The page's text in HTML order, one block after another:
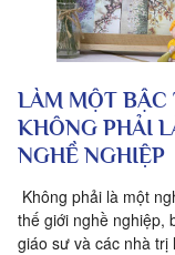
LÀM MỘT BẬC
KHÔNG PHẢI
NGHỀ NGHIỆP
Không phải là một
thế giới nghề nghiệp,
giáo sư và các nhà trị